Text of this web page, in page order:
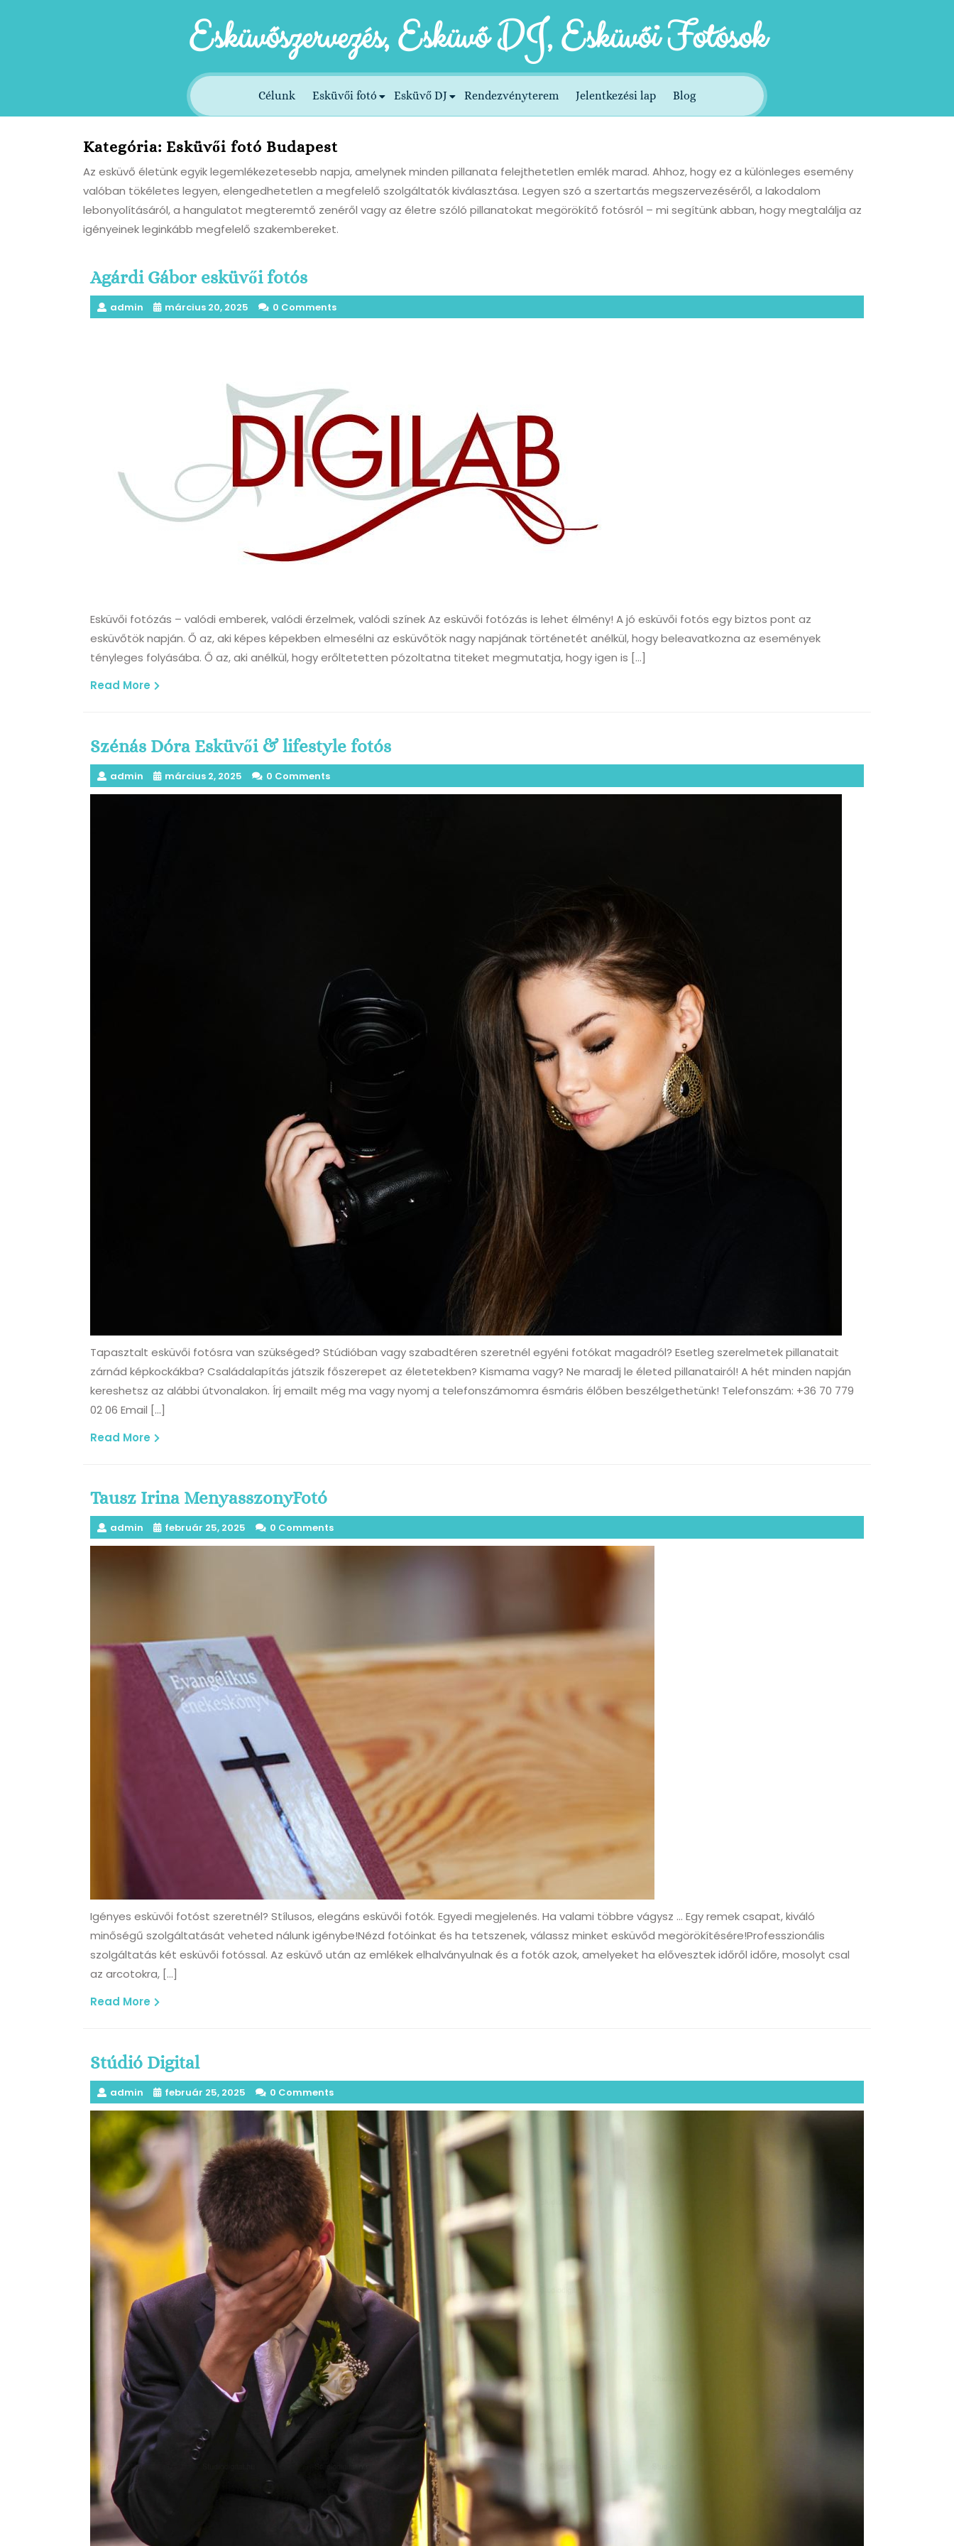
Esküvőszervezés, Esküvő DJ, Esküvői Fotósok
Célunk Esküvői fotó Esküvő DJ Rendezvényterem Jelentkezési lap Blog
Kategória: Esküvői fotó Budapest
Az esküvő életünk egyik legemlékezetesebb napja, amelynek minden pillanata felejthetetlen emlék marad. Ahhoz, hogy ez a különleges esemény
valóban tökéletes legyen, elengedhetetlen a megfelelő szolgáltatók kiválasztása. Legyen szó a szertartás megszervezéséről, a lakodalom
lebonyolításáról, a hangulatot megteremtő zenéről vagy az életre szóló pillanatokat megörökítő fotósról – mi segítünk abban, hogy megtalálja az
igényeinek leginkább megfelelő szakembereket.
Agárdi Gábor esküvői fotós
admin március 20, 2025 0 Comments
Esküvői fotózás – valódi emberek, valódi érzelmek, valódi színek Az esküvői fotózás is lehet élmény! A jó esküvői fotós egy biztos pont az
esküvőtök napján. Ő az, aki képes képekben elmesélni az esküvőtök nagy napjának történetét anélkül, hogy beleavatkozna az események
tényleges folyásába. Ő az, aki anélkül, hogy erőltetetten pózoltatna titeket megmutatja, hogy igen is […]
Read More
Read
Szénás Dóra Esküvői & lifestyle fotós
admin március 2, 2025 0 Comments
Tapasztalt esküvői fotósra van szükséged? Stúdióban vagy szabadtéren szeretnél egyéni fotókat magadról? Esetleg szerelmetek pillanatait
zárnád képkockákba? Családalapítás játszik főszerepet az életetekben? Kismama vagy? Ne maradj le életed pillanatairól! A hét minden napján
kereshetsz az alábbi útvonalakon. Írj emailt még ma vagy nyomj a telefonszámomra ésmáris élőben beszélgethetünk! Telefonszám: +36 70 779
02 06 Email […]
Read More
Read
Tausz Irina MenyasszonyFotó
admin február 25, 2025 0 Comments
Igényes esküvői fotóst szeretnél? Stílusos, elegáns esküvői fotók. Egyedi megjelenés. Ha valami többre vágysz … Egy remek csapat, kiváló
minőségű szolgáltatását veheted nálunk igénybe!Nézd fotóinkat és ha tetszenek, válassz minket esküvőd megörökítésére!Professzionális
szolgáltatás két esküvői fotóssal. Az esküvő után az emlékek elhalványulnak és a fotók azok, amelyeket ha elővesztek időről időre, mosolyt csal
az arcotokra, […]
Read More
Read
Stúdió Digital
admin február 25, 2025 0 Comments